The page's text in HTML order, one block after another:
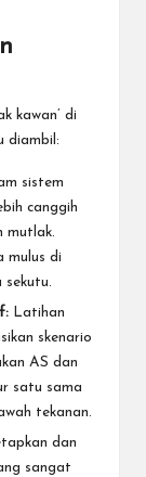
kawan’ di
diambil:
sistem
canggih
mutlak.
mulus di
Latihan
skenario
AS dan
satu sama
tekanan.
dan
sangat